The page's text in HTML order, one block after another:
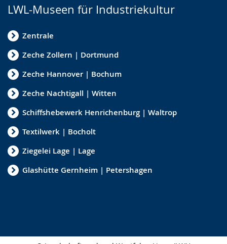
LWL-Museen für Industriekultur
Zentrale
Zeche Zollern | Dortmund
Zeche Hannover | Bochum
Zeche Nachtigall | Witten
Schiffshebewerk Henrichenburg | Waltrop
Textilwerk | Bocholt
Ziegelei Lage | Lage
Glashütte Gernheim | Petershagen